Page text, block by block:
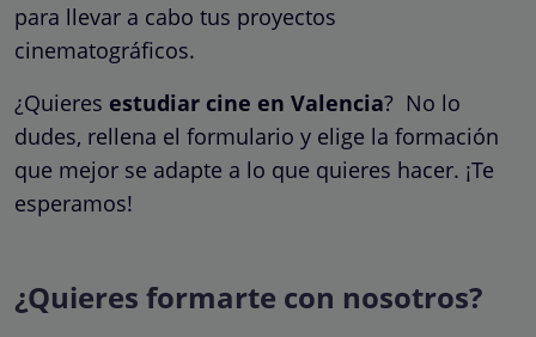
para llevar a cabo tus proyectos
cinematográficos.
¿Quieres estudiar cine en Valencia? No lo
dudes, rellena el formulario y elige la formación
que mejor se adapte a lo que quieres hacer. ¡Te
esperamos!
¿Quieres formarte con nosotros?